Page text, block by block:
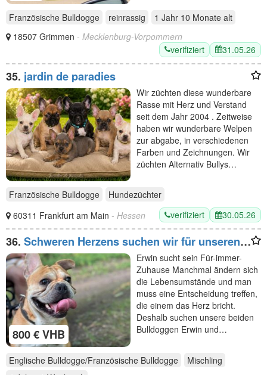
Französische Bulldogge reinrassig 1 Jahr 10 Monate alt
18507 Grimmen - Mecklenburg-Vorpommern
verifiziert
31.05.26
35. jardin de paradies
Wir züchten diese wunderbare
Rasse mit Herz und Verstand
seit dem Jahr 2004 . Zeitweise
haben wir wunderbare Welpen
zur abgabe, in verschiedenen
Farben und Zeichnungen. Wir
züchten Alternativ Bullys…
Französische Bulldogge
Hundezüchter
60311 Frankfurt am Main - Hessen verifiziert 30.05.26
36. Schweren Herzens suchen wir für unseren
Hund ein liebevolles neues Zuhause. ❤️
800 € VHB
Erwin sucht sein Für-immer-
Zuhause Manchmal ändern sich
die Lebensumstände und man
muss eine Entscheidung treffen,
die einem das Herz bricht.
Deshalb suchen unsere beiden
Bulldoggen Erwin und…
Englische Bulldogge/Französische Bulldogge
Mischling